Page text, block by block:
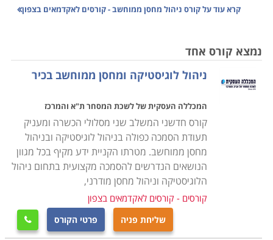
העסק, סחר יבוא ויצוא, מעקב אחר סחורות נכנסות ויוצאות
הלימודים בקורס ניהול מחסן הינם מקצועיים ביותר,
במסגרת הקורס יועברו שיעורים במגוון נושאים: מבנה
הארגון, רכישה ומכירה של סחורות, כללי היבוא והיצוא,
אחזקת מלאי, ניהול המערך האנושי במחסני החברה, מושגי
יסוד מקצועיים בתחום הלוגיסטיקה הארגונית, הכרת סוגי
התוכנות השונות לניהול מלאי ועוד נושאים רבים בתחום זה.
הקורס אינו מצריך כל ידע מוקדם ועל כן מתאים הן לחיילים
משוחררים שעסקו באפסנאות בצבא, או לחסרי ניסיון הרוצים
להשתלב במערך הלוגיסטי בחברה שכן, מדובר במקצוע
קרא עוד עלקורס ניהול מחסן ממוחשב - קורסים לאקדמאים בצפון
נמצא קורס אחד
ניהול לוגיסטיקה ומחסן ממוחשב בכיר
המכללה העסקית של לשכת המסחר ת"א והמרכז
קורס חדשני המשלב שני מסלולי הכשרה ומעניק
תעודת הסמכה כפולה בניהול לוגיסטיקה ובניהול
מחסן ממוחשב. מטרתו הקניית ידע מקיף בכל מגוון
הנושאים הנדרשים להסמכה מקצועית בתחום ניהול
הלוגיסטיקה וניהול מחסן מודרני,
קורסים - קורסים לאקדמאים בצפון
שליחת פניה פרטי הקורס 